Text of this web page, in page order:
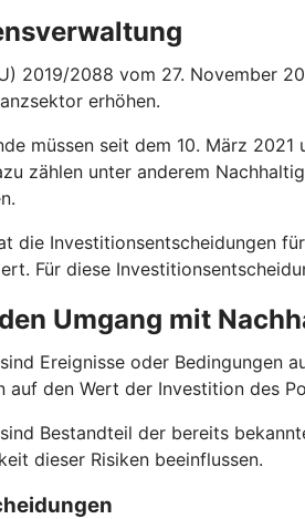
2019/2088 vom 27. November
erhöhen.
müssen seit dem 10. März
zählen unter anderem
die Investitionsentscheidungen
Für diese
Umgang mit
Ereignisse oder Bedingungen
auf den Wert der Investition des
Bestandteil der bereits
dieser Risiken beeinflussen.